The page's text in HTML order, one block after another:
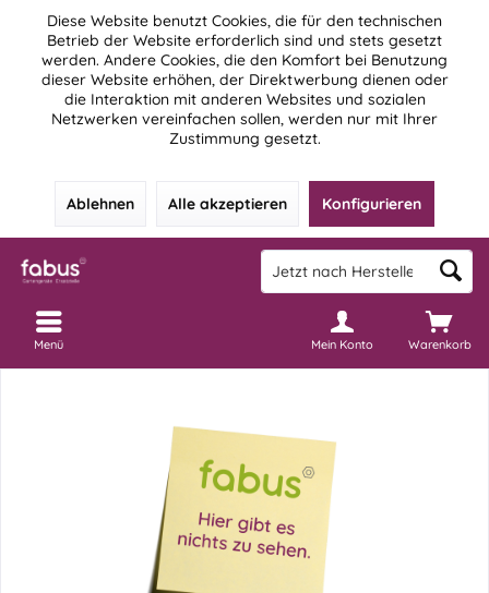
Diese Website benutzt Cookies, die für den technischen
Betrieb der Website erforderlich sind und stets gesetzt
werden. Andere Cookies, die den Komfort bei Benutzung
dieser Website erhöhen, der Direktwerbung dienen oder
die Interaktion mit anderen Websites und sozialen
Netzwerken vereinfachen sollen, werden nur mit Ihrer
Zustimmung gesetzt.
Ablehnen Alle akzeptieren Konfigurieren
Warenkorb
Mein Konto
Menü